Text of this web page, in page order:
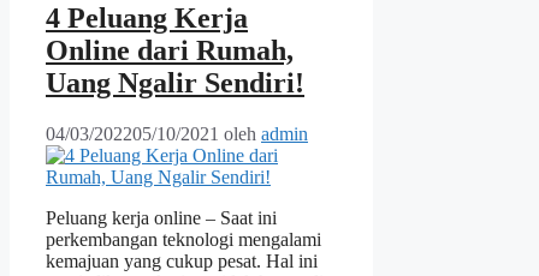
4 Peluang Kerja
Online dari Rumah,
Uang Ngalir Sendiri!
04/03/202205/10/2021 oleh admin
Peluang kerja online – Saat ini
perkembangan teknologi mengalami
kemajuan yang cukup pesat. Hal ini